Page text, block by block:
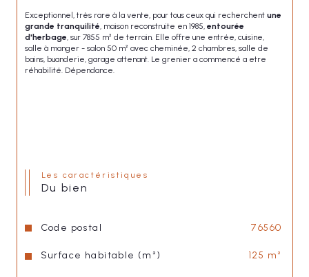
Exceptionnel, très rare à la vente, pour tous ceux qui recherchent une
grande tranquilité, maison reconstruite en 1985, entourée
d'herbage, sur 7855 m² de terrain. Elle offre une entrée, cuisine,
salle à manger - salon 50 m² avec cheminée, 2 chambres, salle de
bains, buanderie, garage attenant. Le grenier a commencé a etre
réhabilité. Dépendance.
Les caractéristiques
du bien
Code postal 76560
Surface habitable (m²) 125 m²